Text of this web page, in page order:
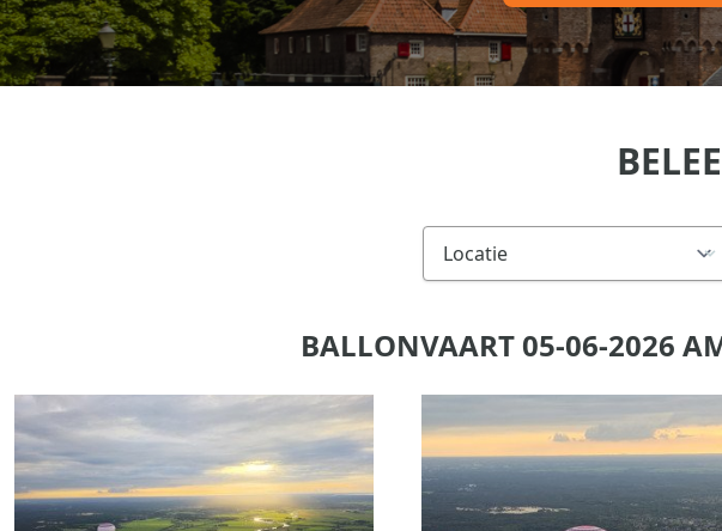
BALLONVAART 05-06-2026